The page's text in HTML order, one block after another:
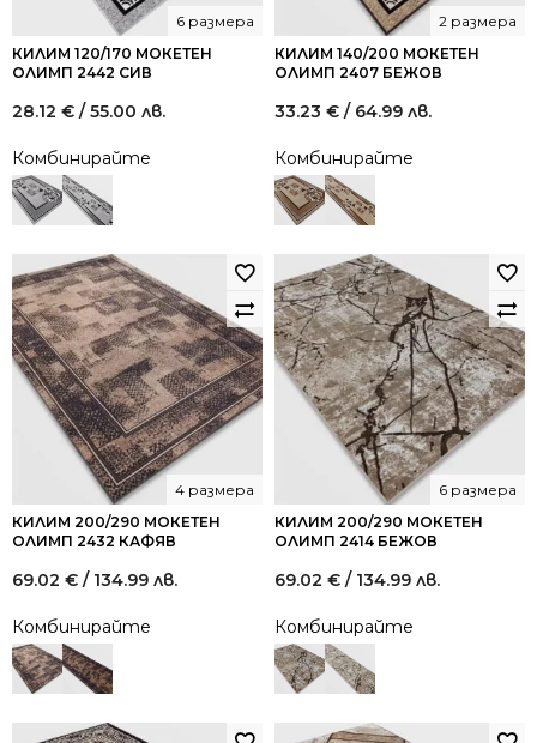
КИЛИМ 120/170 МОКЕТЕН
ОЛИМП 2442 СИВ
6 размера
28.12 € / 55.00 лв.
Комбинирайте
КИЛИМ 140/200 МОКЕТЕН
ОЛИМП 2407 БЕЖОВ
2 размера
33.23 € / 64.99 лв.
Комбинирайте
КИЛИМ 200/290 МОКЕТЕН
ОЛИМП 2432 КАФЯВ
4 размера
69.02 € / 134.99 лв.
Комбинирайте
КИЛИМ 200/290 МОКЕТЕН
ОЛИМП 2414 БЕЖОВ
6 размера
69.02 € / 134.99 лв.
Комбинирайте